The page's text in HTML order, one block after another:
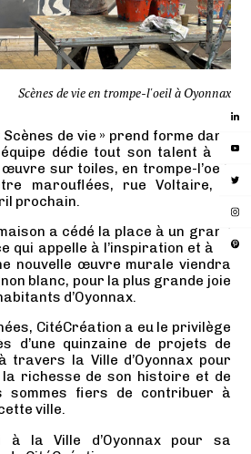
de vie » prend forme dans
dédie tout son talent à la
sur toiles, en trompe-l’oeil,
marouflées, rue Voltaire, à
prochain.
a cédé la place à un grand
qui appelle à l’inspiration et à la
nouvelle œuvre murale viendra
blanc, pour la plus grande joie
d’Oyonnax.
CitéCréation a eu le privilège
d’une quinzaine de projets de
travers la Ville d’Oyonnax pour
richesse de son histoire et de
sommes fiers de contribuer à
ville.
à la Ville d’Oyonnax pour sa
Scènes de vie en trompe-l'oeil à Oyonnax